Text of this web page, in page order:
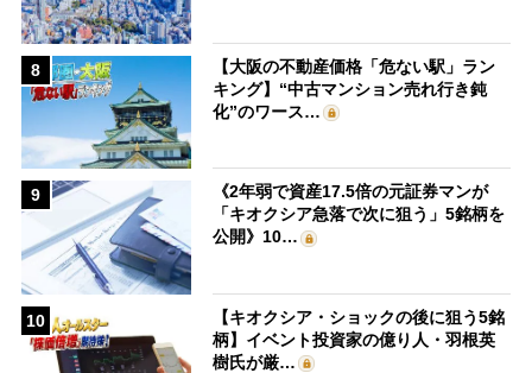
8
【大阪の不動産価格「危ない駅」ラン
キング】“中古マンション売れ行き鈍
化”のワース…
9
《2年弱で資産17.5倍の元証券マンが
「キオクシア急落で次に狙う」5銘柄を
公開》10…
10
【キオクシア・ショックの後に狙う5銘
柄】イベント投資家の億り人・羽根英
樹氏が厳…